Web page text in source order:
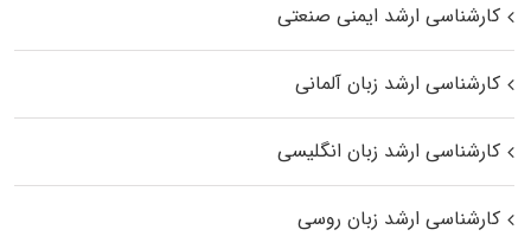
کارشناسی ارشد ایمنی صنعتی
کارشناسی ارشد زبان آلمانی
کارشناسی ارشد زبان انگلیسی
کارشناسی ارشد زبان روسی